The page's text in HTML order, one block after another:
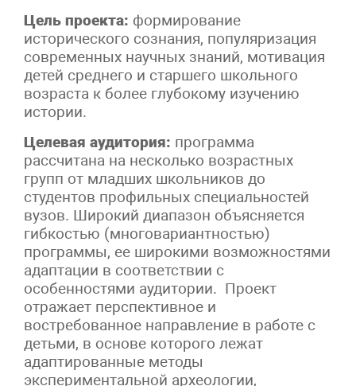
Цель проекта: формирование
исторического сознания, популяризация
современных научных знаний, мотивация
детей среднего и старшего школьного
возраста к более глубокому изучению
истории.
Целевая аудитория: программа
рассчитана на несколько возрастных
групп от младших школьников до
студентов профильных специальностей
вузов. Широкий диапазон объясняется
гибкостью (многовариантностью)
программы, ее широкими возможностями
адаптации в соответствии с
особенностями аудитории. Проект
отражает перспективное и
востребованное направление в работе с
детьми, в основе которого лежат
адаптированные методы
экспериментальной археологии,